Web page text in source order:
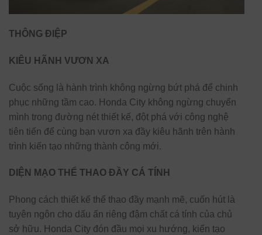
THÔNG ĐIỆP
KIÊU HÃNH VƯƠN XA
Cuộc sống là hành trình không ngừng bứt phá để chinh
phục những tầm cao. Honda City không ngừng chuyển
mình trong đường nét thiết kế, đột phá với công nghệ
tiên tiến để cùng bạn vươn xa đầy kiêu hãnh trên hành
trình kiến tạo những thành công mới.
DIỆN MẠO THỂ THAO ĐẦY CÁ TÍNH
Phong cách thiết kế thể thao đầy mạnh mẽ, cuốn hút là
tuyên ngôn cho dấu ấn riêng đậm chất cá tính của chủ
sở hữu. Honda City đón đầu mọi xu hướng, kiến tạo